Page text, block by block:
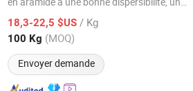
prix
18,3-22,5 $US / Kg
100 Kg (MOQ)
Envoyer demande
Technology Co., Ltd.
Depuis 2024